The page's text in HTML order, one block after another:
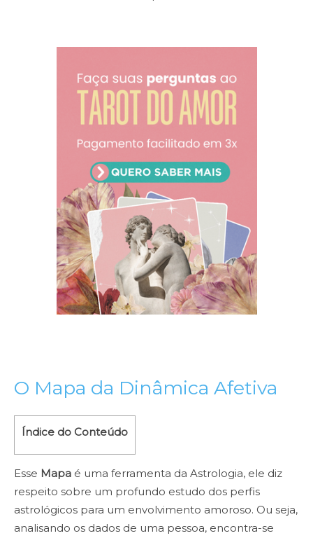
O Mapa da Dinâmica Afetiva
Índice do Conteúdo
Esse Mapa é uma ferramenta da Astrologia, ele diz
respeito sobre um profundo estudo dos perfis
astrológicos para um envolvimento amoroso. Ou seja,
analisando os dados de uma pessoa, encontra-se